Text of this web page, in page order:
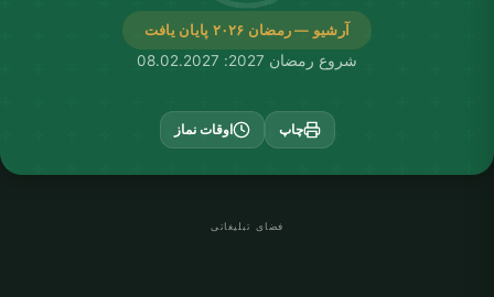
آرشیو — رمضان ۲۰۲۶ پایان یافت
شروع رمضان 2027: 08.02.2027
چاپ اوقات نماز
فضای تبلیغاتی